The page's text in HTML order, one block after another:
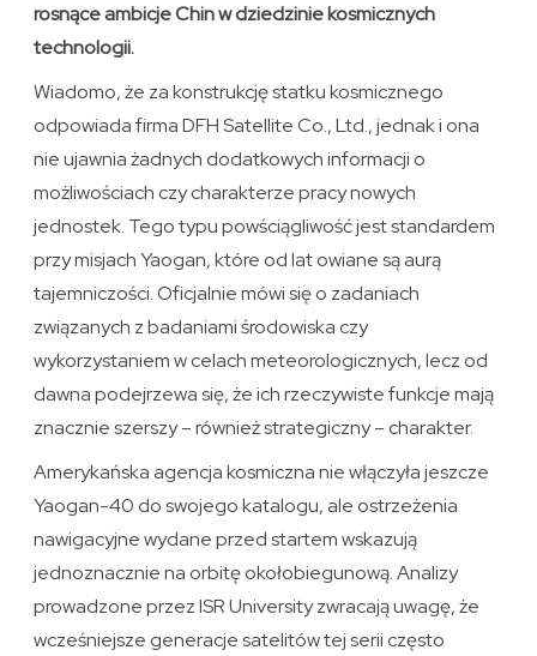
rosnące ambicje Chin w dziedzinie kosmicznych
technologii.
Wiadomo, że za konstrukcję statku kosmicznego
odpowiada firma DFH Satellite Co., Ltd., jednak i ona
nie ujawnia żadnych dodatkowych informacji o
możliwościach czy charakterze pracy nowych
jednostek. Tego typu powściągliwość jest standardem
przy misjach Yaogan, które od lat owiane są aurą
tajemniczości. Oficjalnie mówi się o zadaniach
związanych z badaniami środowiska czy
wykorzystaniem w celach meteorologicznych, lecz od
dawna podejrzewa się, że ich rzeczywiste funkcje mają
znacznie szerszy – również strategiczny – charakter.
Amerykańska agencja kosmiczna nie włączyła jeszcze
Yaogan-40 do swojego katalogu, ale ostrzeżenia
nawigacyjne wydane przed startem wskazują
jednoznacznie na orbitę okołobiegunową. Analizy
prowadzone przez ISR University zwracają uwagę, że
wcześniejsze generacje satelitów tej serii często